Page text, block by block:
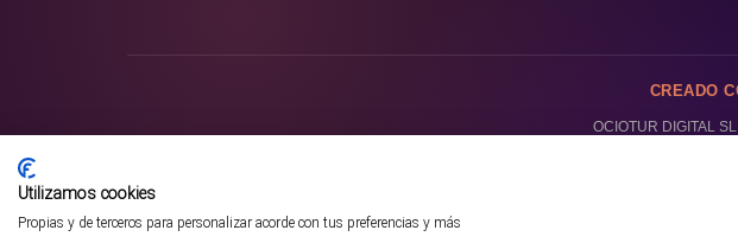
CREADO
OCIOTUR DIGITAL
Utilizamos cookies
Propias y de terceros para personalizar acorde con tus preferencias y más